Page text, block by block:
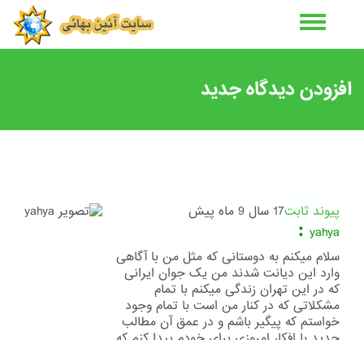
افزودن دیدگاه جدید
پیوند ثابت17 سال 9 ماه پیش
yahya
:
سلام ميکنم به دوستانی که مثل من با آگاهی
وارد اين ديانت شدند من يک جوان ايرانی
که در اين تهران زندگی ميکنم با تمام
مشکلاتی که در کنار من است با تمام وجود
خواستم که پيگير باشم و در عمق آن مطالب